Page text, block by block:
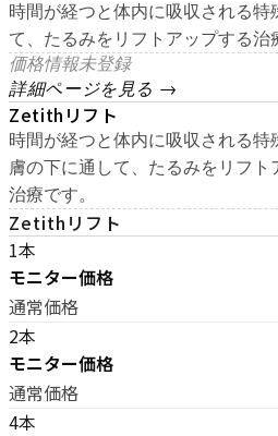
時間が経つと体内に吸収される特
て、たるみをリフトアップする治
価格情報未登録
詳細ページを見る →
Zetithリフト
時間が経つと体内に吸収される特
膚の下に通して、たるみをリフト
治療です。
Zetithリフト
1本
モニター価格
通常価格
2本
モニター価格
通常価格
4本